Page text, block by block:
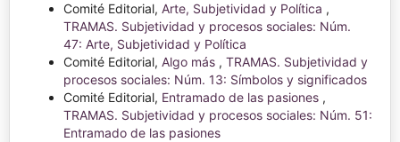
Comité Editorial, Arte, Subjetividad y Política ,
TRAMAS. Subjetividad y procesos sociales: Núm.
47: Arte, Subjetividad y Política
Comité Editorial, Algo más , TRAMAS. Subjetividad y
procesos sociales: Núm. 13: Símbolos y significados
Comité Editorial, Entramado de las pasiones ,
TRAMAS. Subjetividad y procesos sociales: Núm. 51:
Entramado de las pasiones